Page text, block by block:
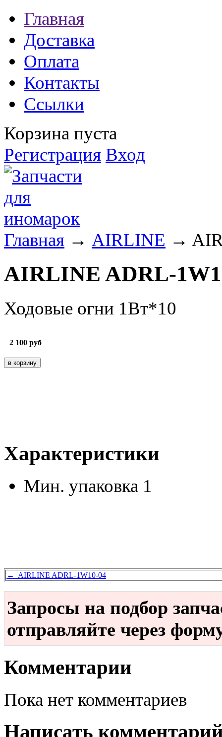
Главная
Доставка
Оплата
Контакты
Ссылки
Корзина пуста
Регистрация Вход
Главная → AIRLINE →
AIRLINE ADRL-
Ходовые огни 1Вт*10
2 100 руб
Характеристики
Мин. упаковка 1
← AIRLINE ADRL-1W10-04
Запросы на подбор
отправляйте через
Комментарии
Пока нет комментариев
Написать